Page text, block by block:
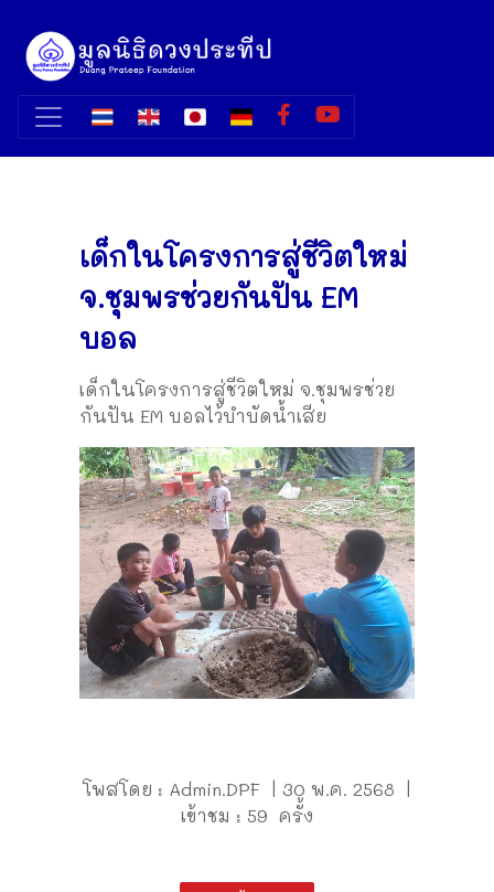
เด็กในโครงการสู่ชีวิตใหม่
จ.ชุมพรช่วยกันปัน EM
บอล
เด็กในโครงการสู่ชีวิตใหม่ จ.ชุมพรช่วย
กันปัน EM บอลไว้บำบัดน้ำเสีย
โพสโดย : Admin.DPF | 30 พ.ค. 2568 |
เข้าชม : 59 ครั้ง